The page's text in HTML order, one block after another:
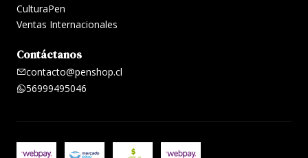
CulturaPen
Ventas Internacionales
Contáctanos
contacto@penshop.cl
56999495046